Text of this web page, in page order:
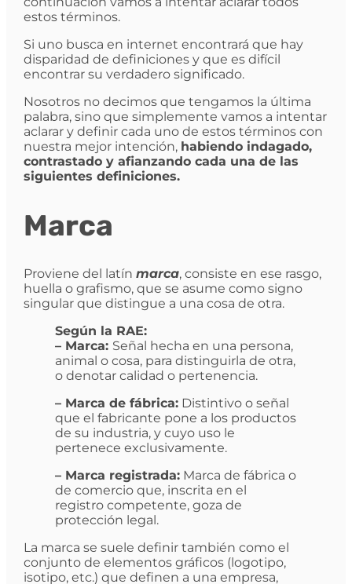
estos términos.
Si uno busca en internet encontrará que hay
disparidad de definiciones y que es difícil
encontrar su verdadero significado.
Nosotros no decimos que tengamos la última
palabra, sino que simplemente vamos a intentar
aclarar y definir cada uno de estos términos con
nuestra mejor intención, habiendo indagado,
contrastado y afianzando cada una de las
siguientes definiciones.
Marca
Proviene del latín marca, consiste en ese rasgo,
huella o grafismo, que se asume como signo
singular que distingue a una cosa de otra.
Según la RAE:
– Marca: Señal hecha en una persona,
animal o cosa, para distinguirla de otra,
o denotar calidad o pertenencia.
– Marca de fábrica:Distintivo o señal
que el fabricante pone a los productos
de su industria, y cuyo uso le
pertenece exclusivamente.
– Marca registrada:Marca de fábrica o
de comercio que, inscrita en el
registro competente, goza de
protección legal.
La marca se suele definir también como el
conjunto de elementos gráficos (logotipo,
isotipo, etc.) que definen a una empresa,